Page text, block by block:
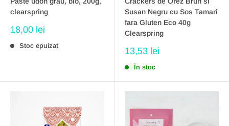
clearspring
Preț
18,00 lei
Stoc epuizat
Susan Negru cu Sos Tamari
fara Gluten Eco 40g
Clearspring
Preț
13,53 lei
În stoc